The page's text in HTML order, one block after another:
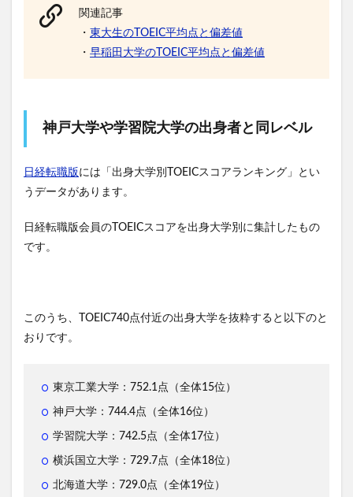
関連記事
・ 東大生のTOEIC平均点と偏差値
・ 早稲田大学のTOEIC平均点と偏差値
神戸大学や学習院大学の出身者と同レベル
日経転職版 には「出身大学別TOEICスコアランキング」とい
うデータがあります。
日経転職版会員のTOEICスコアを出身大学別に集計したもの
です。
このうち、TOEIC740点付近の出身大学を抜粋すると以下のと
おりです。
東京工業大学：752.1点（全体15位）
神戸大学：744.4点（全体16位）
学習院大学：742.5点（全体17位）
横浜国立大学：729.7点（全体18位）
北海道大学：729.0点（全体19位）